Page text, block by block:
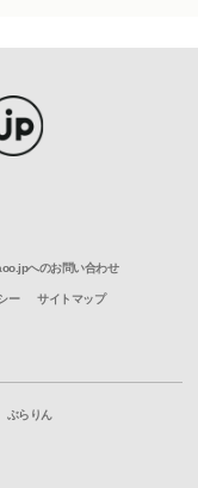
へのお問い合わせ
ー サイトマップ
ぶらりん